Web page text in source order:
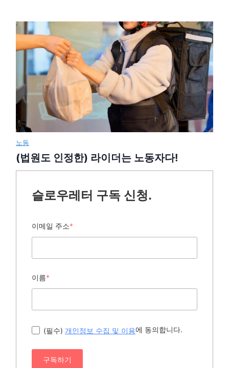
노동
(법원도 인정한) 라이더는 노동자다!
슬로우레터 구독 신청.
이메일 주소*
이름*
(필수) 개인정보 수집 및 이용에 동의합니다.
구독하기